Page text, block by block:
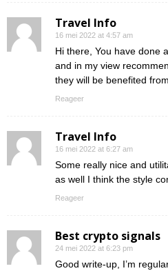
Travel Info
16 mei 2022 at 4:57 am
Hi there, You have done
and in my view
they will be benefited
Reageer
Travel Info
16 mei 2022 at 6:27 am
Some really nice and
as well I think the style
Reageer
Best crypto signals
24 mei 2022 at 6:23 pm
Good write-up, I’m